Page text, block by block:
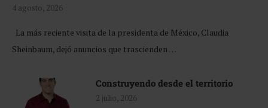
4 agosto, 2026
La más reciente visita de la presidenta de México, Claudia
Sheinbaum, dejó anuncios que trascienden …
Construyendo desde el territorio
2 julio, 2026